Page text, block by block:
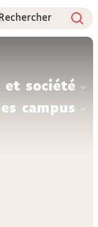
Rechercher
et société
campus